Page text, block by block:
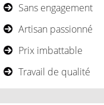
Sans engagement
Artisan passionné
Prix imbattable
Travail de qualité